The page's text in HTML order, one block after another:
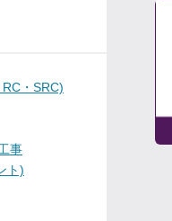
・SRC)
事
ト)